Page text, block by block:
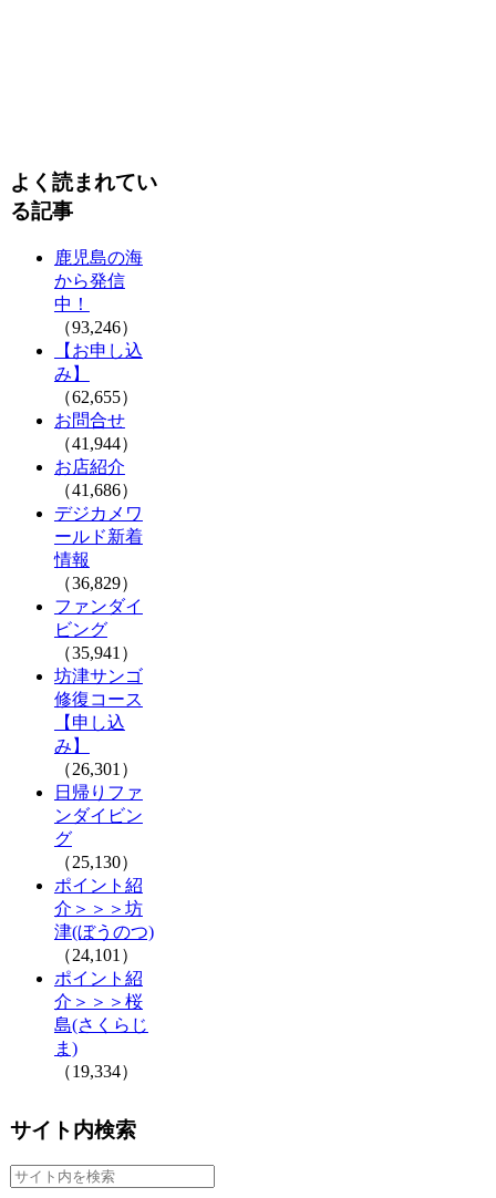
よく読まれてい
る記事
鹿児島の海
から発信
中！
（93,246）
【お申し込
み】
（62,655）
お問合せ
（41,944）
お店紹介
（41,686）
デジカメワ
ールド新着
情報
（36,829）
ファンダイ
ビング
（35,941）
坊津サンゴ
修復コース
【申し込
み】
（26,301）
日帰りファ
ンダイビン
グ
（25,130）
ポイント紹
介＞＞＞坊
津(ぼうのつ)
（24,101）
ポイント紹
介＞＞＞桜
島(さくらじ
ま)
（19,334）
サイト内検索